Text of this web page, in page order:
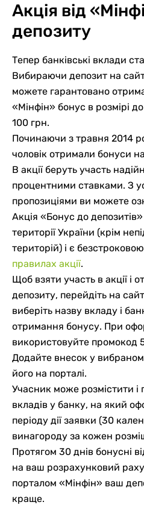
Акція від
депозиту
Тепер банківські вклади
Вибираючи депозит на
можете гарантовано
«Мінфін» бонус в розмірі
100 грн.
Починаючи з травня 2014
чоловік отримали бонуси
В акції беруть участь
процентними ставками. З
пропозиціями ви можете
Акція «Бонус до
території України (крім
територій) і є
правилах акції.
Щоб взяти участь в акції і
депозиту, перейдіть на
виберіть назву вкладу і
отримання бонусу. При
використовуйте промокод
Додайте внесок у
його на порталі.
Учасник може розмістити і
вкладів у банку, на який
періоду дії заявки (30
винагороду за кожен
Протягом 30 днів бонусні
на ваш розрахунковий
порталом «Мінфін» ваш
краще.